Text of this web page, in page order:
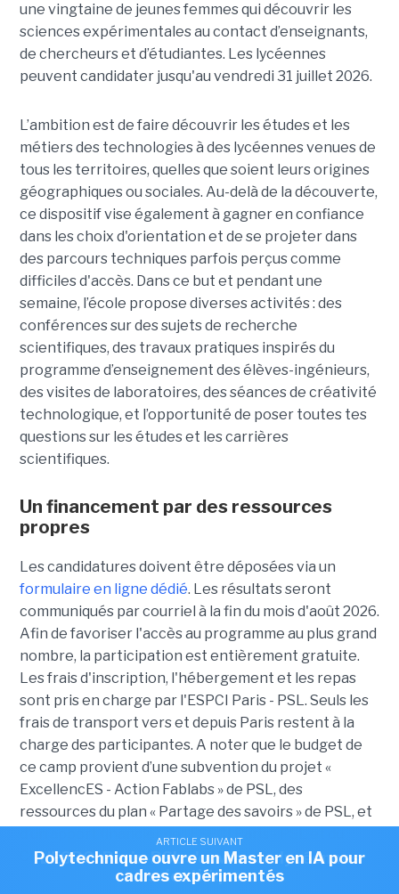
ARTICLE SUIVANT
L'ESPCI Paris-PSL s'ouvre aux lycéennes
scientifiques
une vingtaine de jeunes femmes qui découvrir les
sciences expérimentales au contact d’enseignants,
de chercheurs et d’étudiantes. Les lycéennes
peuvent candidater jusqu'au vendredi 31 juillet 2026.
L’ambition est de faire découvrir les études et les
métiers des technologies à des lycéennes venues de
tous les territoires, quelles que soient leurs origines
géographiques ou sociales. Au-delà de la découverte,
ce dispositif vise également à gagner en confiance
dans les choix d'orientation et de se projeter dans
des parcours techniques parfois perçus comme
difficiles d'accès. Dans ce but et pendant une
semaine, l’école propose diverses activités : des
conférences sur des sujets de recherche
scientifiques, des travaux pratiques inspirés du
programme d’enseignement des élèves-ingénieurs,
des visites de laboratoires, des séances de créativité
technologique, et l’opportunité de poser toutes tes
questions sur les études et les carrières
scientifiques.
Un financement par des ressources
propres
Les candidatures doivent être déposées via un
formulaire en ligne dédié. Les résultats seront
communiqués par courriel à la fin du mois d'août 2026.
Afin de favoriser l'accès au programme au plus grand
nombre, la participation est entièrement gratuite.
Les frais d'inscription, l'hébergement et les repas
sont pris en charge par l'ESPCI Paris - PSL. Seuls les
frais de transport vers et depuis Paris restent à la
charge des participantes. A noter que le budget de
ce camp provient d’une subvention du projet «
ExcellencES - Action Fablabs » de PSL, des
ressources du plan « Partage des savoirs » de PSL, et
d’un apport financier de l’ESPCI Paris - PSL et du
CNRS.
ARTICLE SUIVANT
Polytechnique ouvre un Master en IA pour
cadres expérimentés